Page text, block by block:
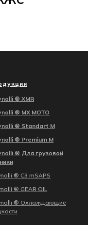
® XMR
® MX MOTO
® Standart M
® Premium M
® Для грузовой
® С3 mSAPS
® GEAR OIL
® Охлаждающие